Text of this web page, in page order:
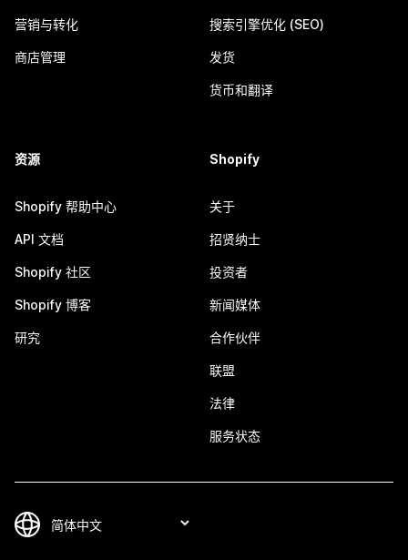
营销与转化
商店管理
搜索引擎优化 (SEO)
发货
货币和翻译
资源
Shopify 帮助中心
API 文档
Shopify 社区
Shopify 博客
研究
Shopify
关于
招贤纳士
投资者
新闻媒体
合作伙伴
联盟
法律
服务状态